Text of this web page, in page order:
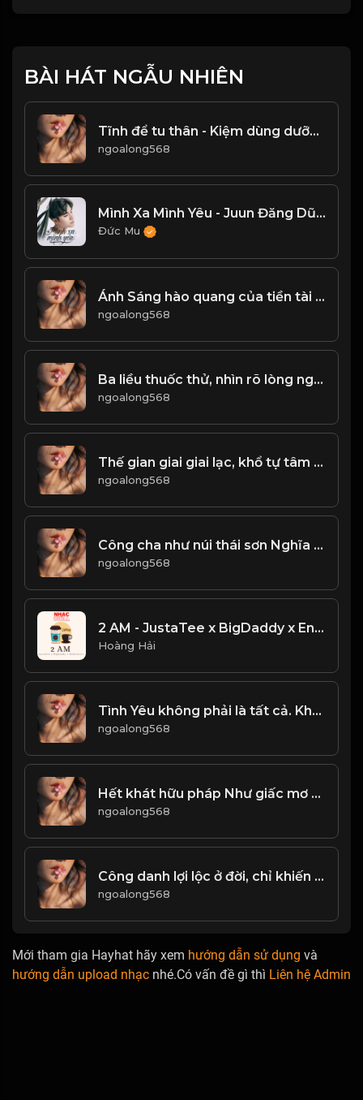
BÀI HÁT NGẪU NHIÊN
Tĩnh để tu thân - Kiệm dùng dưỡng đức! Đạo
ngoalong568
Mình Xa Mình Yêu - Juun Đăng Dũng
Đức Mu
Ánh Sáng hào quang của tiền tài danh lợi, quả là thứ ánh sáng coa sức hút ma mị! & Đạo
ngoalong568
Ba liều thuốc thử, nhìn rõ lòng người! & Đạo
ngoalong568
Thế gian giai giai lạc, khổ tự tâm sinh! Đạo
ngoalong568
Công cha như núi thái sơn Nghĩa mẹ như nước trong nguồn chảy ra! & Đạo
ngoalong568
2 AM - JustaTee x BigDaddy x Enderlazer - NHẠC TRẺ HOT TIKTOK CỰC HAY
Hoàng Hải
Tình Yêu không phải là tất cả. Không phải cứ cho đi, là sẽ được nhận lại...! & Đạo
ngoalong568
Hết khát hữu pháp Như giấc mơ hão huyền...! Đạo
ngoalong568
Công danh lợi lộc ở đời, chỉ khiến con người ta thêm phiền não. & Đạo
ngoalong568
Mới tham gia Hayhat hãy xem hướng dẫn sử dụng và
hướng dẫn upload nhạc nhé.Có vấn đề gì thì Liên hệ Admin